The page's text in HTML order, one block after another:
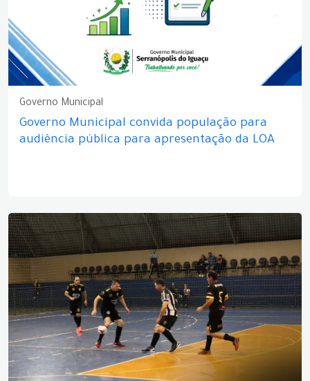
Governo Municipal
Governo Municipal convida população para
audiência pública para apresentação da LOA